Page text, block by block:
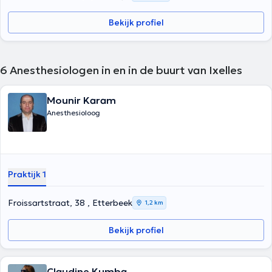
Bekijk profiel
6 Anesthesiologen in en in de buurt van Ixelles
Mounir Karam
Anesthesioloog
Praktijk 1
Froissartstraat, 38 , Etterbeek 1,2 km
Bekijk profiel